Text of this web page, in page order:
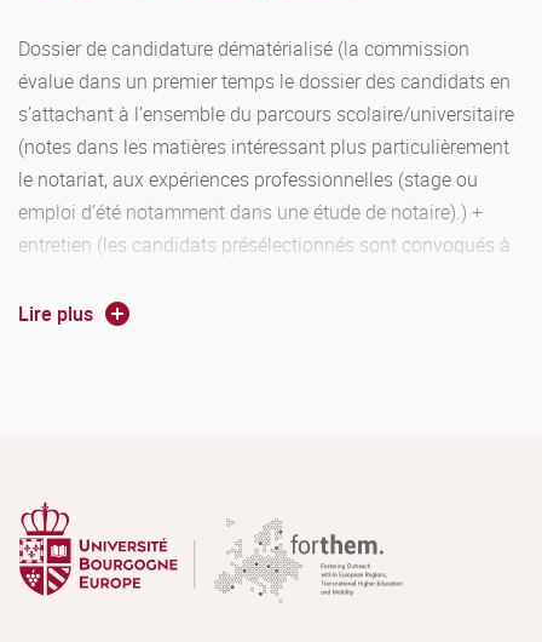
formation continue et par alternance (SEFCA):
formation.continue@u-bourgogne.fr
Dossier de candidature dématérialisé (la commission
évalue dans un premier temps le dossier des candidats en
s’attachant à l’ensemble du parcours scolaire/universitaire
(notes dans les matières intéressant plus particulièrement
le notariat, aux expériences professionnelles (stage ou
emploi d’été notamment dans une étude de notaire).) +
entretien (les candidats présélectionnés sont convoqués à
jury composé en principe du directeur de la Lp et d’au
Lire plus